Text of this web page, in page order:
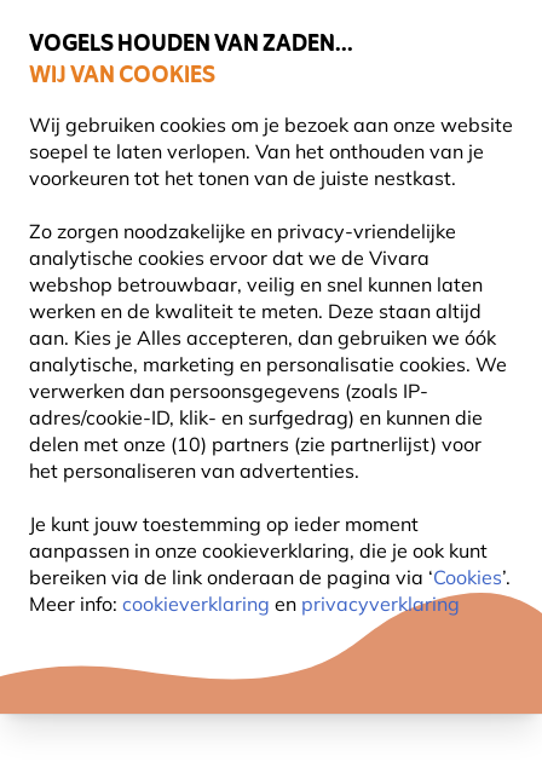
VOGELS HOUDEN VAN ZADEN...
WIJ VAN COOKIES
Wij gebruiken cookies om je bezoek aan onze website
soepel te laten verlopen. Van het onthouden van je
voorkeuren tot het tonen van de juiste nestkast.
Zo zorgen noodzakelijke en privacy-vriendelijke
analytische cookies ervoor dat we de Vivara
webshop betrouwbaar, veilig en snel kunnen laten
werken en de kwaliteit te meten. Deze staan altijd
aan. Kies je Alles accepteren, dan gebruiken we óók
analytische, marketing en personalisatie cookies. We
verwerken dan persoonsgegevens (zoals IP-
adres/cookie-ID, klik- en surfgedrag) en kunnen die
delen met onze (10) partners (zie partnerlijst) voor
het personaliseren van advertenties.
Je kunt jouw toestemming op ieder moment
aanpassen in onze cookieverklaring, die je ook kunt
bereiken via de link onderaan de pagina via ‘Cookies’.
Meer info: cookieverklaring en privacyverklaring
Uitstekend beoordeeld in 11 landen
Gratis thuisbezorgd vanaf €49
10% KORTING